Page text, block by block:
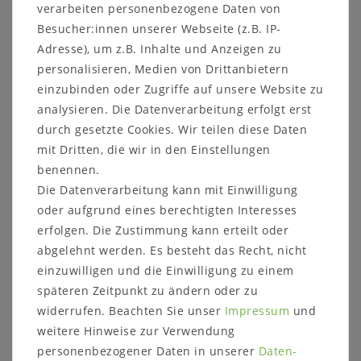
Design. Ein
besonderer
Blickfang in Ihrer
Bar, Küche oder
Wohnzimmer,
aber auch im
Wintergarten. Mit
viel
handwerklichem
Geschick werden
die
Flaschenregale
der Serie DECOR
aus massiver
Pappel
hergestellt. Die
Formen sind
angelehnt an den
italienischen Stil
arte povera aus
dem 17. und 18.
Details:
Weinregal
für 25
0,75 Liter
und 1
Schublade
sowie einem
für 4 Gläser
Holz:
Pappel massiv
Oberfläche:
weiß antik /
ca. Maße:
B54 xH121 x
verarbeiten personenbezogene Daten von
Besucher:innen unserer Webseite (z.B. IP-
Adresse), um z.B. Inhalte und Anzeigen zu
personalisieren, Medien von Drittanbietern
einzubinden oder Zugriffe auf unsere Website zu
analysieren. Die Datenverarbeitung erfolgt erst
durch gesetzte Cookies. Wir teilen diese Daten
mit Dritten, die wir in den Einstellungen
benennen.
Die Datenverarbeitung kann mit Einwilligung
oder aufgrund eines berechtigten Interesses
erfolgen. Die Zustimmung kann erteilt oder
abgelehnt werden. Es besteht das Recht, nicht
einzuwilligen und die Einwilligung zu einem
späteren Zeitpunkt zu ändern oder zu
widerrufen. Beachten Sie unser Impressum und
weitere Hinweise zur Verwendung
personenbezogener Daten in unserer Daten­